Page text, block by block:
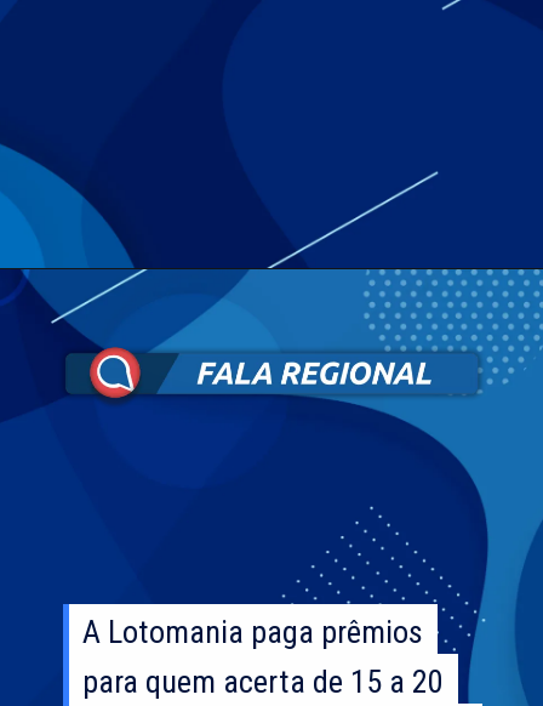
A Lotomania paga prêmios
para quem acerta de 15 a 20
A Lotomania paga prêmios
para quem acerta de 15 a 20